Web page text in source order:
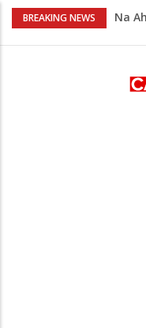
BREAKING NEWS
Na
Na